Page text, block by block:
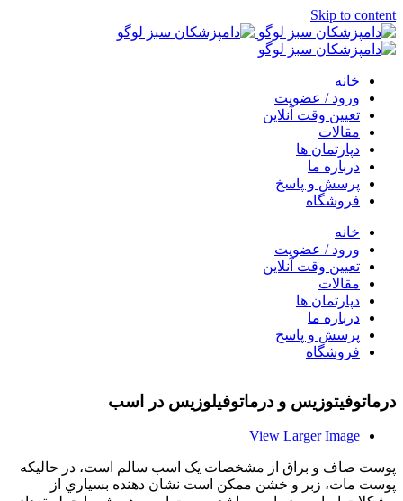
Skip to content
خانه
ورود / عضویت
تعیین وقت آنلاین
مقالات
دپارتمان ها
درباره ما
پرسش و پاسخ
فروشگاه
خانه
ورود / عضویت
تعیین وقت آنلاین
مقالات
دپارتمان ها
درباره ما
پرسش و پاسخ
فروشگاه
درماتوفيتوزيس و درماتوفيلوزيس در اسب
View Larger Image
پوست صاف و براق از مشخصات يک اسب سالم است، در حاليکه
پوست مات، زبر و خشن ممکن است نشان دهنده بسياري از